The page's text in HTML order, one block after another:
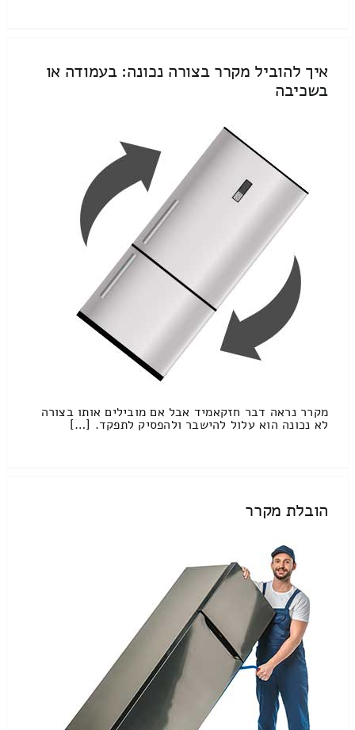
איך להוביל מקרר בצורה נכונה: בעמודה או
בשכיבה
מקרר נראה דבר חזקאמיד אבל אם מובילים אותו בצורה
לא נכונה הוא עלול להישבר ולהפסיק לתפקד. […]
הובלת מקרר